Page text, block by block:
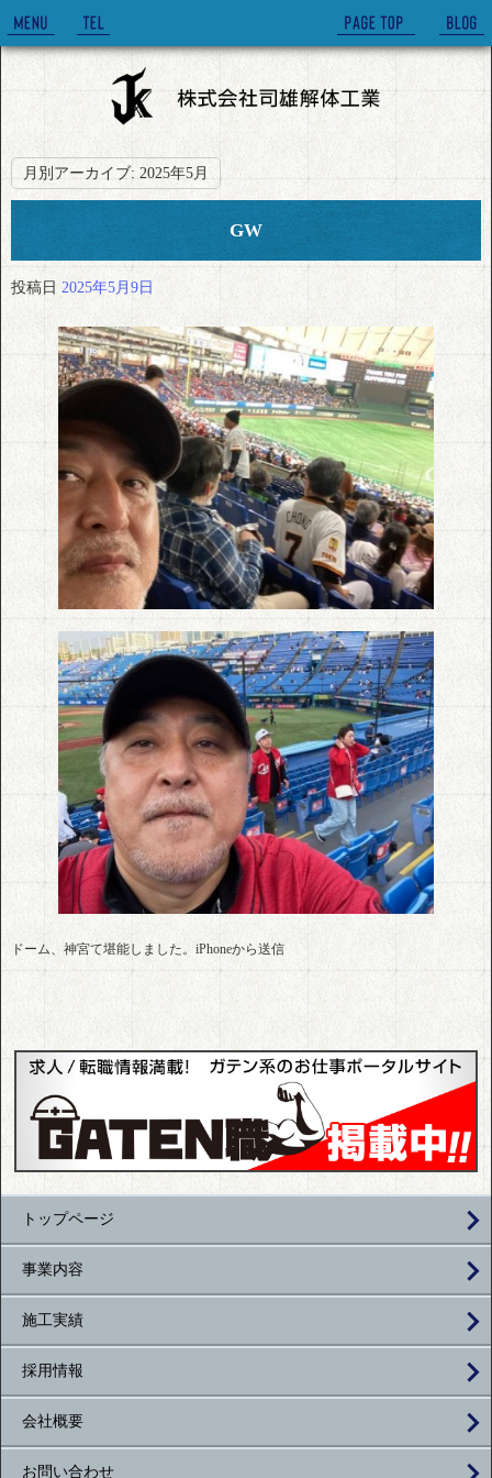
月別アーカイブ: 2025年5月
GW
投稿日 2025年5月9日
ドーム、神宮て堪能しました。iPhoneから送信
トップページ
事業内容
施工実績
採用情報
会社概要
お問い合わせ